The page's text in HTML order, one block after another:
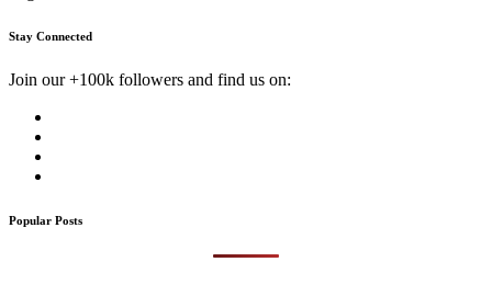
Stay Connected
Join our +100k followers and find us on:
Popular Posts